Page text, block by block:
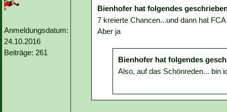
Anmeldungsdatum:
24.10.2016
Beiträge: 261
Bienhofer hat folgendes
7 kreierte Chancen...und dann hat
Aber ja
Bienhofer hat folgendes
Also, auf das Schönreden... bin